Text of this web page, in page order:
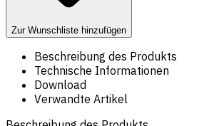
Zur Wunschliste hinzufügen
Beschreibung des Produkts
Technische Informationen
Download
Verwandte Artikel